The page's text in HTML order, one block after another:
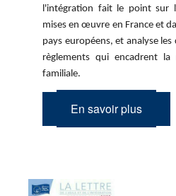
l'intégration fait le point sur
mises en œuvre en France et
pays européens, et analyse
règlements qui encadrent la
familiale.
En savoir plus